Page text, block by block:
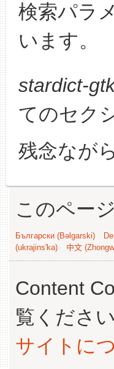
検索パラ
います。
stardict-
てのセク
残念なが
このペー
Български (Bəlgarski)
(ukrajins'ka)
中文
Content
覧くださ
サイトに